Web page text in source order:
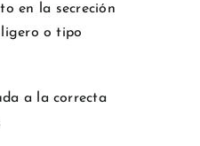
en la secreción
o tipo
a la correcta